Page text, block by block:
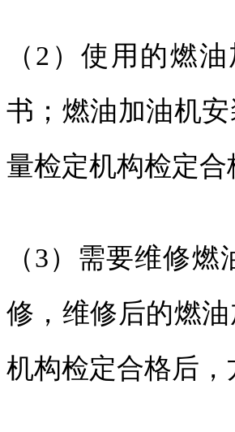
（2）使用的燃
书；燃油加油机
量检定机构检定
（3）需要维修
修，维修后的燃
机构检定合格后